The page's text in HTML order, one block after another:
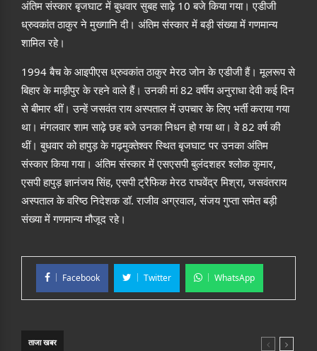
अंतिम संस्कार बृजघाट में बुधवार सुबह साढ़े10बजे किया गया। एडीजी
ध्रुवकांत ठाकुर ने मुख्गानि दी। अंतिम संस्कार में बड़ी संख्या में गणमान्य
शामिल रहे।
1994बैच के आइपीएस ध्रुवकांत ठाकुर मेरठ जोन के एडीजी हैं। मूलरूप से
बिहार के माड़ीपुर के रहने वाले हैं। उनकी मां82वर्षीय अनुराधा देवी कई दिन
से बीमार थीं। उन्हें जसवंत राय अस्पताल में उपचार के लिए भर्ती कराया गया
था। मंगलवार शाम साढ़े छह बजे उनका निधन हो गया था। वे82वर्ष की
थीं। बुधवार को हापुड़ के गढ़मुक्तेश्वर स्थित बृजघाट पर उनका अंतिम
संस्कार किया गया। अंतिम संस्कार में एसएसपी बुलंदशहर श्लोक कुमार,
एसपी हापुड़ ज्ञानंजय सिंह,एसपी ट्रैफिक मेरठ राघवेंद्र मिश्रा,जसवंतराय
अस्पताल के वरिष्ठ निदेशक डॉ.राजीव अग्रवाल,संजय गुप्ता समेत बड़ी
संख्या में गणमान्य मौजूद रहे।
Facebook Twitter WhatsApp
ताजा खबर